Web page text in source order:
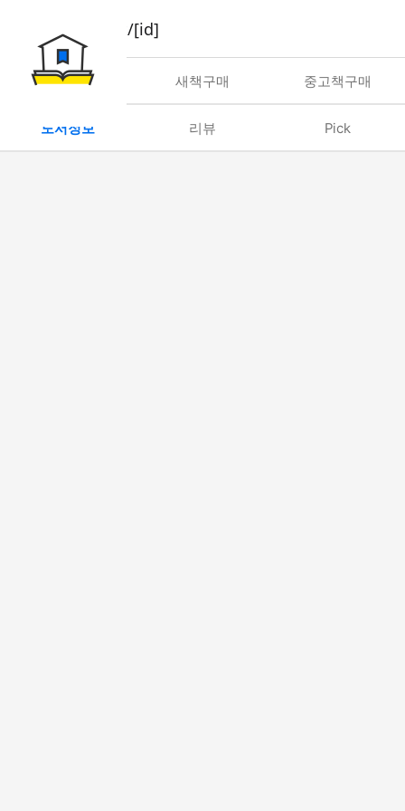
book/rent/[id]
대여 새책구매 중고책구매
도서정보 리뷰 Pick